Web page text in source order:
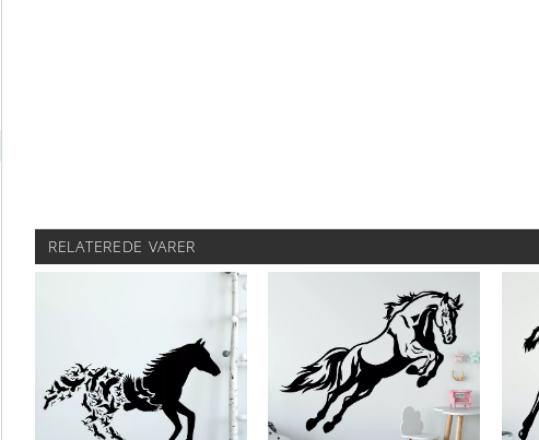
RELATEREDE VARER